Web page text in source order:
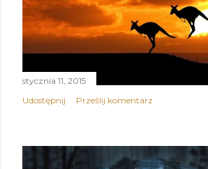
stycznia 11, 2015
Udostępnij
Prześlij komentarz